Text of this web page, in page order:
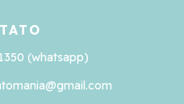
(whatsapp)